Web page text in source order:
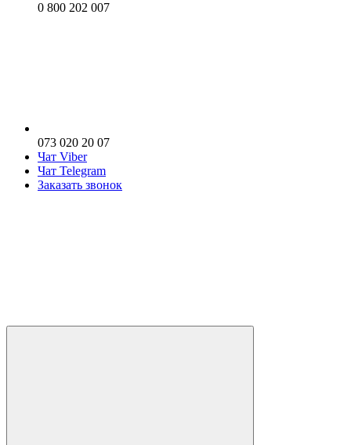
0 800 202 007
073 020 20 07
Чат Viber
Чат Telegram
Заказать звонок